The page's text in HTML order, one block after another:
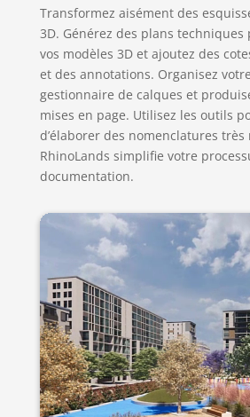
Transformez aisément des
3D. Générez des plans
vos modèles 3D et ajoutez des
et des annotations. Organisez
gestionnaire de calques et
mises en page. Utilisez les outils
d’élaborer des nomenclatures
RhinoLands simplifie votre
documentation.